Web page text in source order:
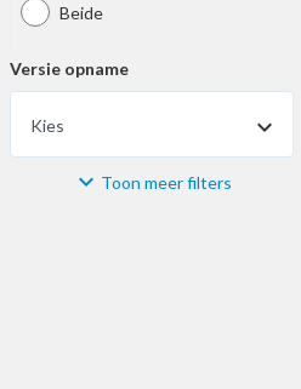
Beide
Versie opname
Kies
Materiaal Toon meer filters